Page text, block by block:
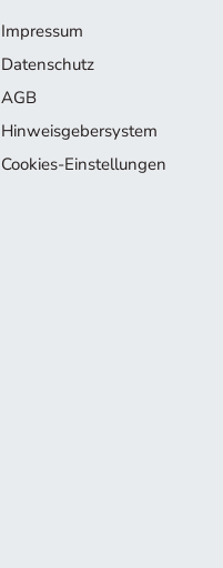
Impressum
Datenschutz
AGB
Hinweisgebersystem
Cookies-Einstellungen